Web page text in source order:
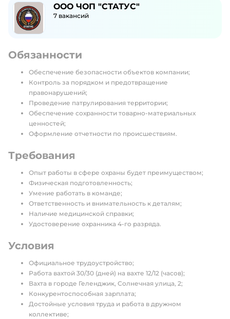
ООО ЧОП "СТАТУС"
7 вакансий
Обязанности
Обеспечение безопасности объектов компании;
Контроль за порядком и предотвращение
правонарушений;
Проведение патрулирования территории;
Обеспечение сохранности товарно-материальных
ценностей;
Оформление отчетности по происшествиям.
Требования
Опыт работы в сфере охраны будет преимуществом;
Физическая подготовленность;
Умение работать в команде;
Ответственность и внимательность к деталям;
Наличие медицинской справки;
Удостоверение охранника 4-го разряда.
Условия
Официальное трудоустройство;
Работа вахтой 30/30 (дней) на вахте 12/12 (часов);
Вахта в городе Геленджик, Солнечная улица, 2;
Конкурентоспособная зарплата;
Достойные условия труда и работа в дружном
коллективе;